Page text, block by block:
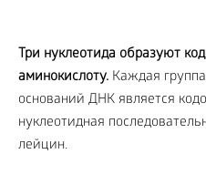
Три нуклеотида образуют
аминокислоту. Каждая
оснований ДНК является
нуклеотидная
лейцин.